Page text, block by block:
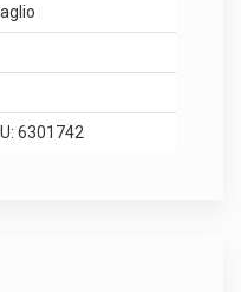
6301742